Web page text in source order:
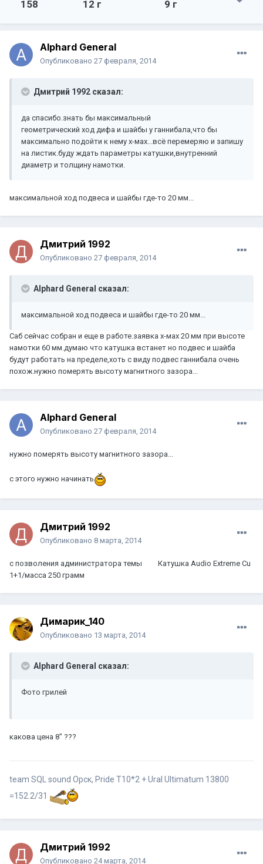
158 12 г 9 г
Alphard General
Опубликовано 27 февраля, 2014
Дмитрий 1992 сказал:
да спасибо.знать бы максимальный
геометрический ход дифа и шайбы у ганнибала,что бы
максимально подойти к нему х-мах...всё перемеряю и запишу
на листик.буду ждать параметры катушки,внутренний
диаметр и толщину намотки.
максимальной ход подвеса и шайбы где-то 20 мм...
Дмитрий 1992
Опубликовано 27 февраля, 2014
Alphard General сказал:
максимальной ход подвеса и шайбы где-то 20 мм...
Саб сейчас собран и еще в работе.заявка х-мах 20 мм при высоте
намотки 60 мм.думаю что катушка встанет но подвес и шайба
будут работать на пределе,хоть с виду подвес ганнибала очень
похож.нужно померять высоту магнитного зазора...
Alphard General
Опубликовано 27 февраля, 2014
нужно померять высоту магнитного зазора...
с этого нужно начинать
Дмитрий 1992
Опубликовано 8 марта, 2014
с позволения администратора темы
Катушка Audio Extreme Cu
1+1/масса 250 грамм
Димарик_140
Опубликовано 13 марта, 2014
Alphard General сказал:
Фото грилей
какова цена 8" ???
team SQL sound Орск, Pride Т10*2 + Ural Ultimatum 13800
=152.2/31
Дмитрий 1992
Опубликовано 24 марта, 2014